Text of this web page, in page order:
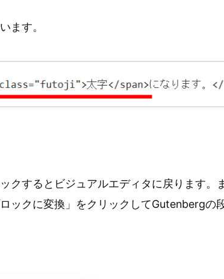
ます。
クするとビジュアルエディタに戻ります。
ックに変換」をクリックしてGutenbergの